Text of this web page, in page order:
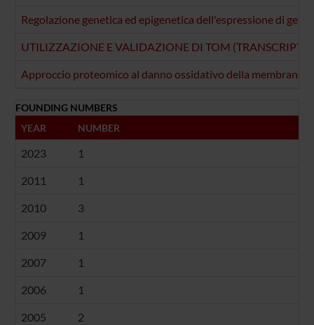
Regolazione genetica ed epigenetica dell'espressione di
UTILIZZAZIONE E VALIDAZIONE DI TOM
Approccio proteomico al danno ossidativo della membrana
FOUNDING NUMBERS
YEAR
NUMBER
2023 1
2011 1
2010 3
2009 1
2007 1
2006 1
2005 2